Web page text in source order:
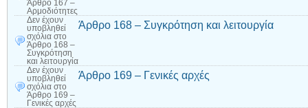
Άρθρο 167 –
Αρμοδιότητες
Δεν έχουν
υποβληθεί
σχόλια στο
Άρθρο 168 –
Συγκρότηση
και λειτουργία
Άρθρο 168 – Συγκρότηση και λειτουργία
Δεν έχουν
υποβληθεί
σχόλια στο
Άρθρο 169 –
Γενικές αρχές
Άρθρο 169 – Γενικές αρχές